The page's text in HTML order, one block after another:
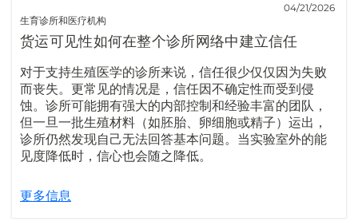
生育诊所和医疗机构
04/21/2026
货运可见性如何在整个诊所网络中建立信任
对于支持生殖医学的诊所来说，信任很少仅仅因为失败
而丧失。更常见的情况是，信任因不确定性而受到侵
蚀。诊所可能拥有强大的内部控制和经验丰富的团队，
但一旦一批生殖材料（如胚胎、卵细胞或精子）运出，
诊所仍然发现自己无法回答基本问题。当实验室外的能
见度降低时，信心也会随之降低。
更多信息